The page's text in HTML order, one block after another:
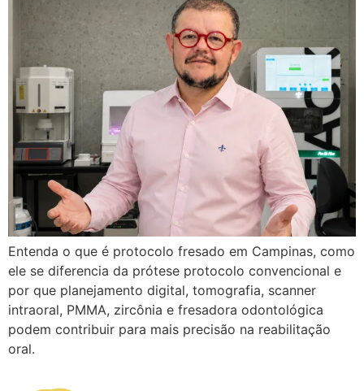
Entenda o que é protocolo fresado em Campinas, como
ele se diferencia da prótese protocolo convencional e
por que planejamento digital, tomografia, scanner
intraoral, PMMA, zircônia e fresadora odontológica
podem contribuir para mais precisão na reabilitação
oral.